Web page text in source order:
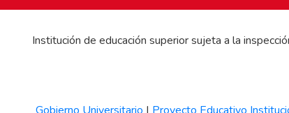
Institución de educación superior sujeta a la